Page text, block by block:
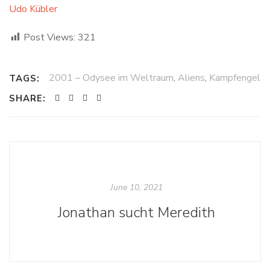
Udo Kübler
Post Views: 321
TAGS: 2001 – Odysee im Weltraum, Aliens, Kampfengel
SHARE:
June 10, 2021
Jonathan sucht Meredith